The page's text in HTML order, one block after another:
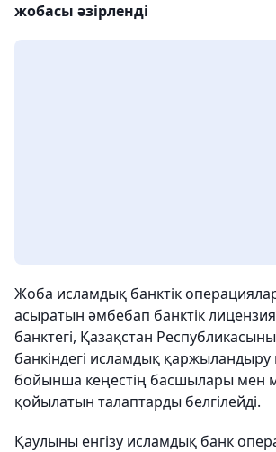
жобасы әзірленді
Жоба исламдық банктік
асыратын әмбебап банктік
банктегі, Қазақстан
банкіндегі исламдық қаржыландыру
бойынша кеңестің басшылары мен
қойылатын талаптарды белгілейді.
Қаулыны енгізу исламдық банк